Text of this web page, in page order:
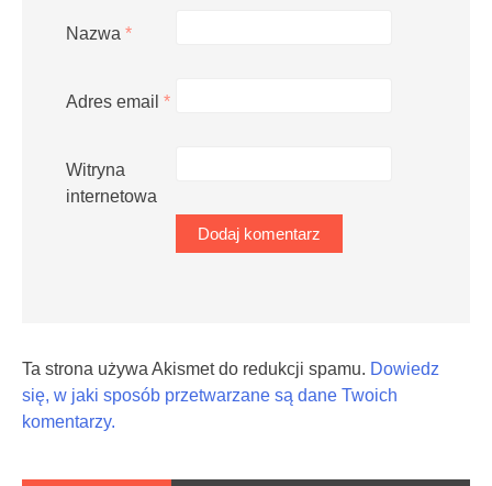
Nazwa *
Adres email *
Witryna
internetowa
Ta strona używa Akismet do redukcji spamu. Dowiedz
się, w jaki sposób przetwarzane są dane Twoich
komentarzy.